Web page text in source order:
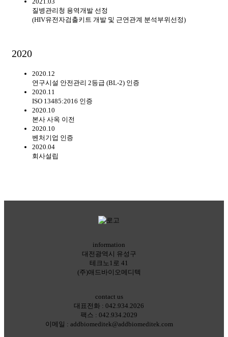
질병관리청 용역개발 선정
(HIV유전자검출키트 개발 및 근연관계 분석부위선정)
2020
2020.12
연구시설 안전관리 2등급 (BL-2) 인증
2020.11
ISO 13485:2016 인증
2020.10
본사 사옥 이전
2020.10
벤처기업 인증
2020.04
회사설립
information
대전광역시 유성구
테크노1로 41
(주)애드바이오메디텍
contact us
대표전화 : 042.934.2026
팩스 : 042.934.2029
이메일 : addbiomeditek@addbiomeditek.com